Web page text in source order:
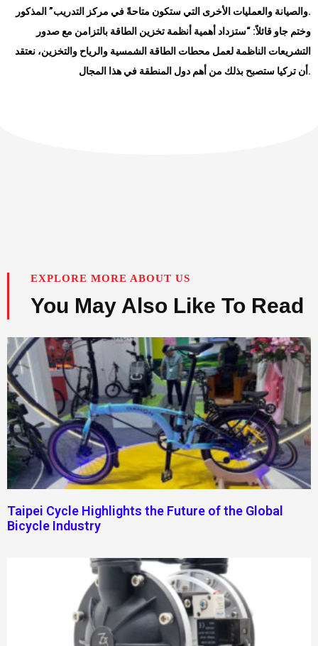
والصيانة والعمليات الأخرى التي ستكون متاحةً في مركز التدريب” المذكور.
وختم جاو قائلاً: “ستزداد أهمية أنظمة تخزين الطاقة بالتزامن مع صدور
التشريعات الناظمة لعمل محطات الطاقة الشمسية والرياح والتخزين، نعتقد
أن تركيا ستصبح بذلك من أهم دول المنطقة في هذا المجال .
EXPLORE MORE ABOUT US
You May Also Like To Read
Taipei Cycle Highlights the Future of the Global
Bicycle Industry